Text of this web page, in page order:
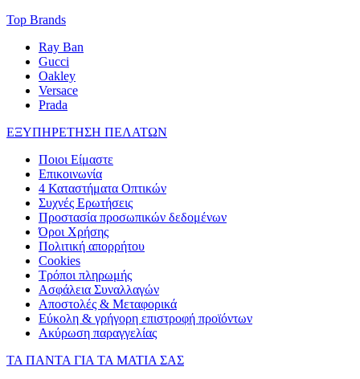
Top Brands
Ray Ban
Gucci
Oakley
Versace
Prada
ΕΞΥΠΗΡΕΤΗΣΗ ΠΕΛΑΤΩΝ
Ποιοι Είμαστε
Επικοινωνία
4 Καταστήματα Οπτικών
Συχνές Ερωτήσεις
Προστασία προσωπικών δεδομένων
Όροι Χρήσης
Πολιτική απορρήτου
Cookies
Τρόποι πληρωμής
Ασφάλεια Συναλλαγών
Αποστολές & Μεταφορικά
Εύκολη & γρήγορη επιστροφή προϊόντων
Ακύρωση παραγγελίας
ΤΑ ΠΑΝΤΑ ΓΙΑ ΤΑ ΜΑΤΙΑ ΣΑΣ